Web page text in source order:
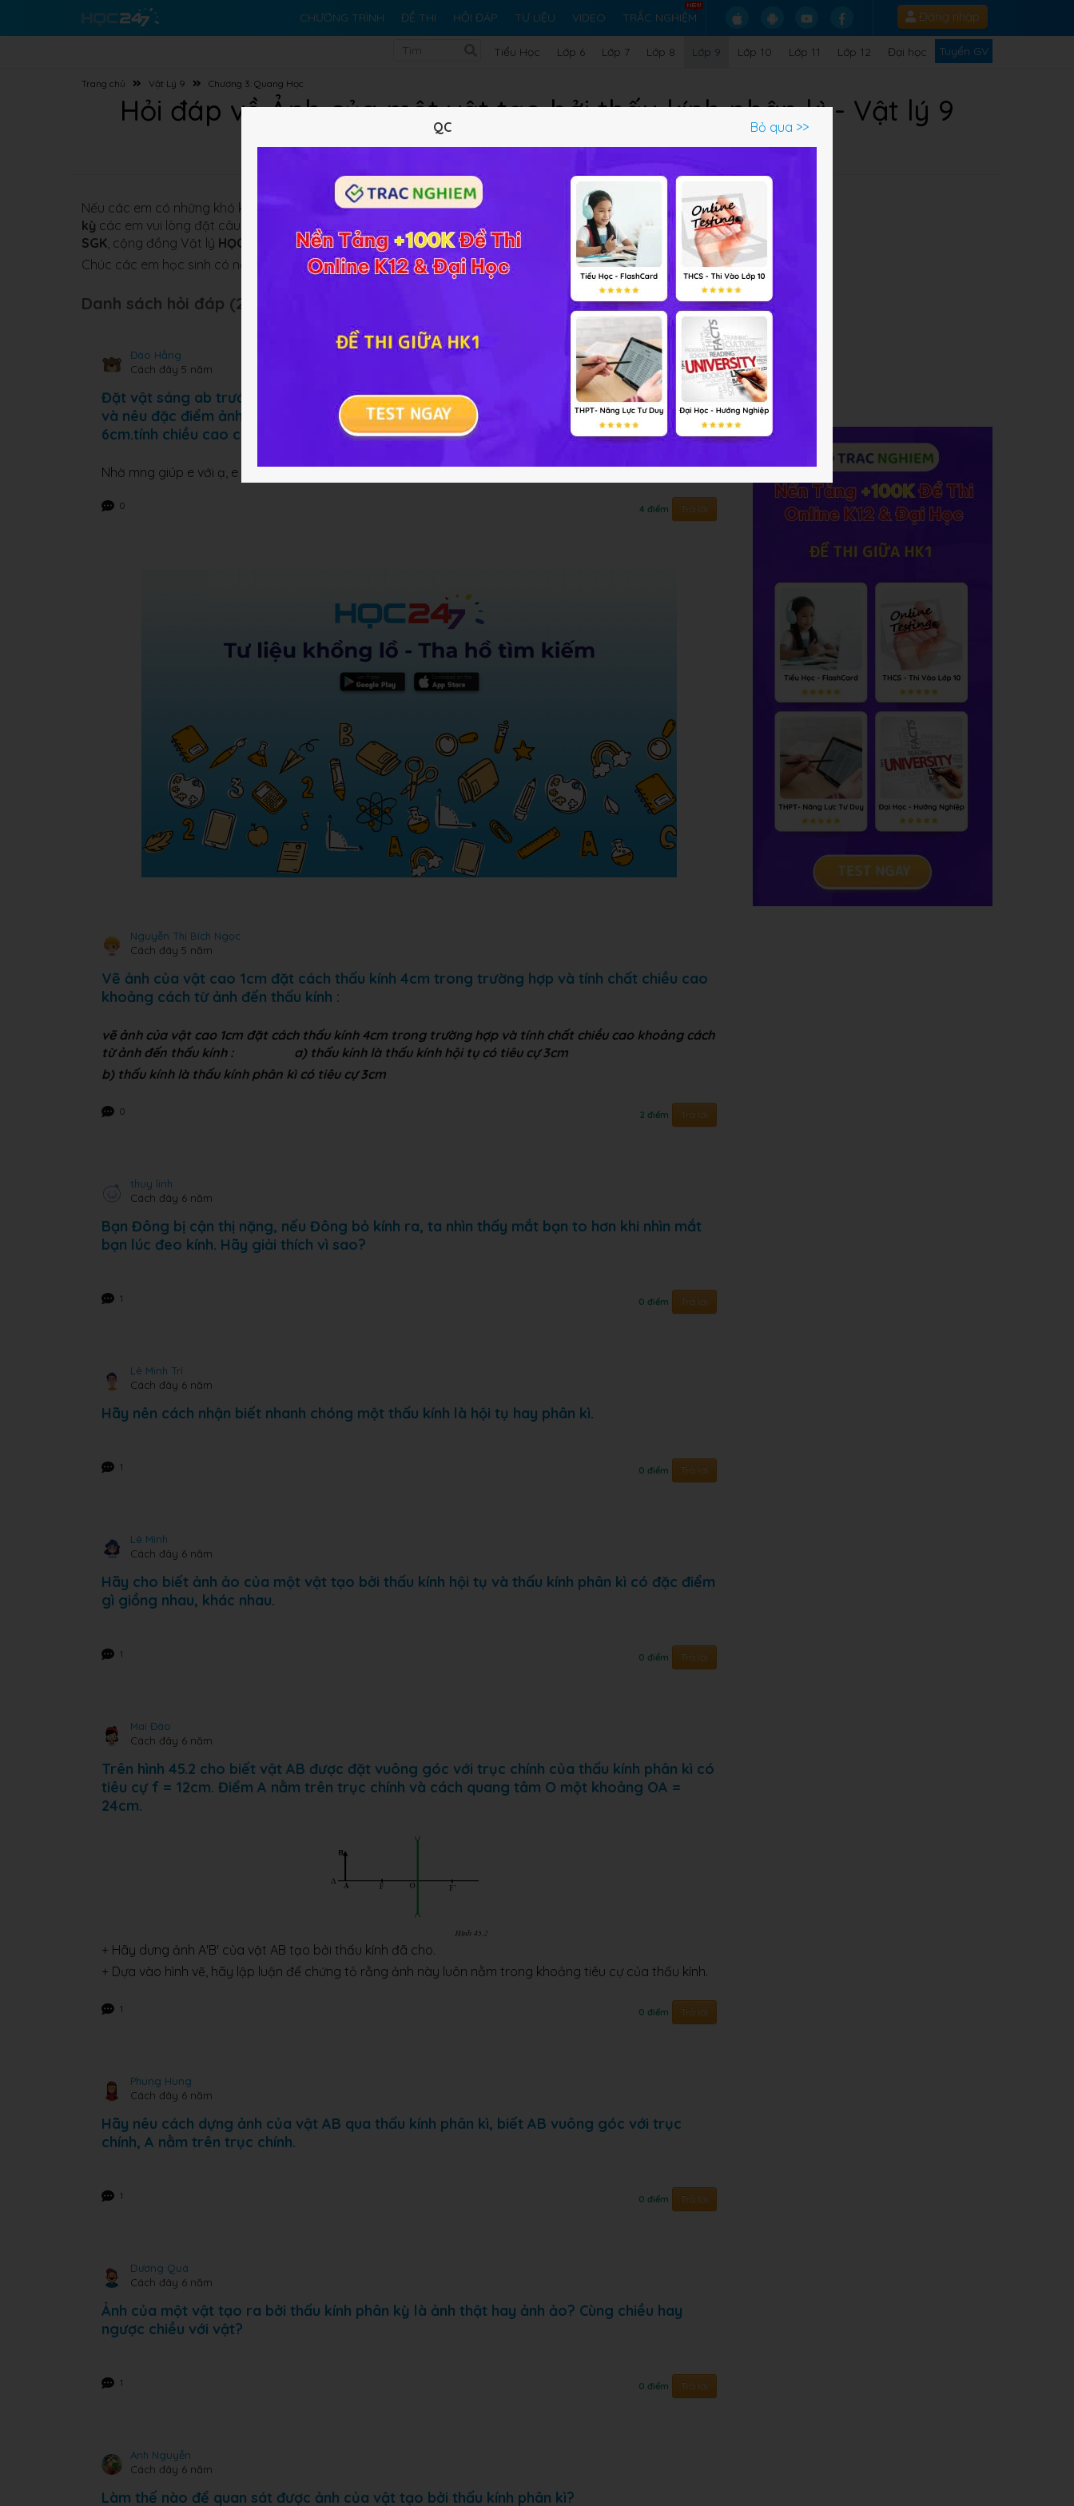
CHƯƠNG TRÌNH ĐỀ THI HỎI ĐÁP TƯ LIỆU VIDEO TRẮC NGHIỆM Đăng nhập
Tiểu Học Lớp 6 Lớp 7 Lớp 8 Lớp 9 Lớp 10 Lớp 11 Lớp 12 Đại học Tuyển GV
Trang chủ Vật Lý 9 Chương 3: Quang Học
Hỏi đáp về Ảnh của một vật tạo bởi thấu kính phân kì - Vật lý 9
Nếu các em có những khó khăn nào về bài giảngVật lý 9 Bài 45 Ảnh của một vật tạo bởi thấu kính phân
kỳ các em vui lòng đặt câu hỏi để được giải đáp ở đây nhé. Các em có thể đặt câu hỏi nằm trong phần Bài tập
SGK, cộng đồng Vật lý HỌC247
sẽ sớm giải đáp cho các em.
Chúc các em học sinh có nền tảng kiến thức Vật lý thật tốt nhé
Danh sách hỏi đáp (24 câu):
Đào Hằng
Cách đây 5 năm
Đặt vật sáng ab trước 1 thấu kính hội tụ cách 45 cm. Thấu kính có tiêu cự 20cm. a, Vẽ ảnh
và nêu đặc điểm ảnh tạo vật. b,Tính khoảng cách ảnh đến thấu kính. c, biết vật ab cao
6cm.tính chiều cao của ảnh
Nhờ mng giúp e với ạ, e đang cần gấp ạ, e cảm ơn nhiều
0 4 điểm Trả lời
Nguyễn Thị Bích Ngọc
Cách đây 5 năm
Vẽ ảnh của vật cao 1cm đặt cách thấu kính 4cm trong trường hợp và tính chất chiều cao
khoảng cách từ ảnh đến thấu kính :
vẽ ảnh của vật cao 1cm đặt cách thấu kính 4cm trong trường hợp và tính chất chiều cao khoảng cách
từ ảnh đến thấu kính : a) thấu kính là thấu kính hội tụ có tiêu cự 3cm
b) thấu kính là thấu kính phân kì có tiêu cự 3cm
0 2 điểm Trả lời
thuy linh
Cách đây 6 năm
Bạn Đông bị cận thị nặng, nếu Đông bỏ kính ra, ta nhìn thấy mắt bạn to hơn khi nhìn mắt
bạn lúc đeo kính. Hãy giải thích vì sao?
1 0 điểm Trả lời
Lê Minh Trí
Cách đây 6 năm
Hãy nên cách nhận biết nhanh chóng một thấu kính là hội tụ hay phân kì.
1 0 điểm Trả lời
Lê Minh
Cách đây 6 năm
Hãy cho biết ảnh ảo của một vật tạo bởi thấu kính hội tụ và thấu kính phân kì có đặc điểm
gì giồng nhau, khác nhau.
1 0 điểm Trả lời
Mai Đào
Cách đây 6 năm
Trên hình 45.2 cho biết vật AB được đặt vuông góc với trục chính của thấu kính phân kì có
tiêu cự f = 12cm. Điểm A nằm trên trục chính và cách quang tâm O một khoảng OA =
24cm.
+ Hãy dưng ảnh A'B' của vật AB tạo bởi thấu kính đã cho.
+ Dựa vào hình vẽ, hãy lập luận để chứng tỏ rằng ảnh này luôn nằm trong khoảng tiêu cự của thấu kính.
1 0 điểm Trả lời
Phung Hung
Cách đây 6 năm
Hãy nêu cách dựng ảnh của vật AB qua thấu kính phân kì, biết AB vuông góc với trục
chính, A nằm trên trục chính.
1 0 điểm Trả lời
Dương Quá
Cách đây 6 năm
Ảnh của một vật tạo ra bởi thấu kính phân kỳ là ảnh thật hay ảnh ảo? Cùng chiều hay
ngược chiều với vật?
1 0 điểm Trả lời
Anh Nguyễn
Cách đây 6 năm
Làm thế nào để quan sát được ảnh của vật tạo bởi thấu kính phân kì?
QC Bỏ qua >>